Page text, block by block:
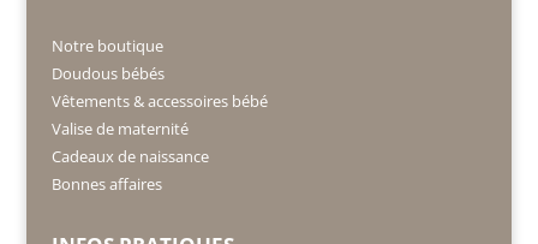
Notre boutique
Doudous bébés
Vêtements & accessoires bébé
Valise de maternité
Cadeaux de naissance
Bonnes affaires